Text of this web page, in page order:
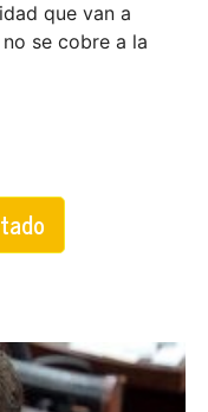
que van a
se cobre a la